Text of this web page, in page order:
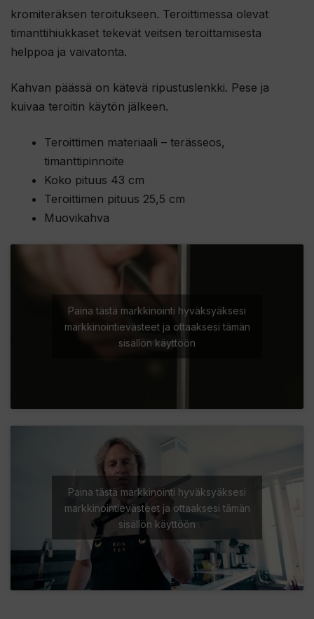
kromiteräksen teroitukseen. Teroittimessa olevat
timanttihiukkaset tekevät veitsen teroittamisesta
helppoa ja vaivatonta.
Kahvan päässä on kätevä ripustuslenkki. Pese ja
kuivaa teroitin käytön jälkeen.
Teroittimen materiaali – terässeos,
timanttipinnoite
Koko pituus 43 cm
Teroittimen pituus 25,5 cm
Muovikahva
Paina tästä markkinointi hyväksyäksesi
markkinointievästeet ja ottaaksesi tämän
sisällön käyttöön
Paina tästä markkinointi hyväksyäksesi
markkinointievästeet ja ottaaksesi tämän
sisällön käyttöön